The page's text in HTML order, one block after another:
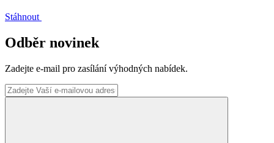
Stáhnout
Odběr novinek
Zadejte e-mail pro zasílání výhodných nabídek.